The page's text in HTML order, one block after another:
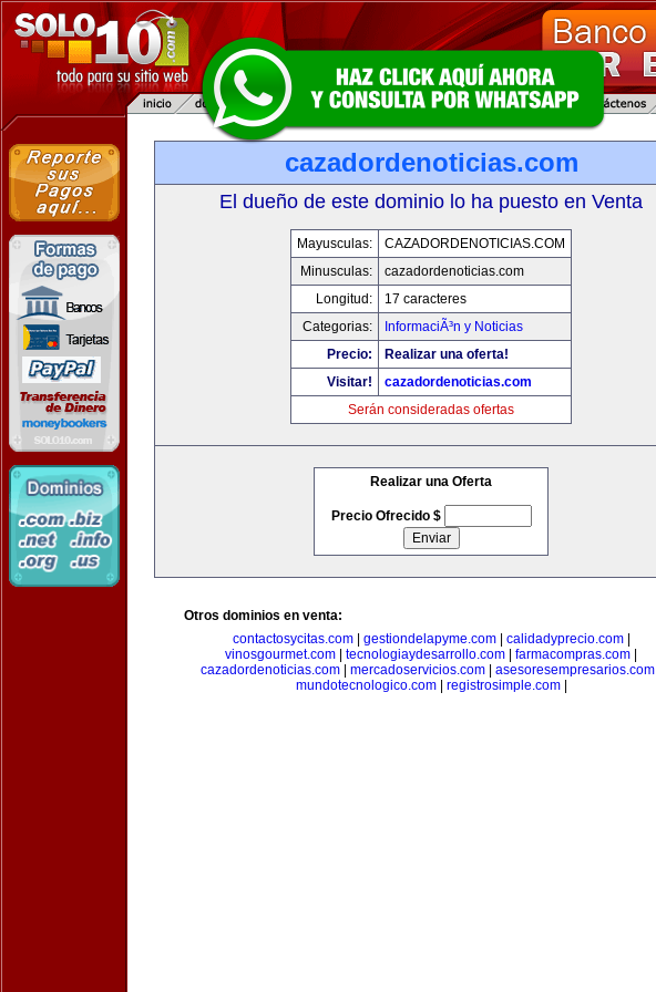
cazadordenoticias.com
El dueño de este dominio lo ha puesto en Venta
Mayusculas:
CAZADORDENOTICIAS.COM
Minusculas:
cazadordenoticias.com
Longitud:
17 caracteres
Categorias:
InformaciÃ³n y Noticias
Precio:
Realizar una oferta!
Visitar!
cazadordenoticias.com
Serán consideradas ofertas
Realizar una Oferta
Precio Ofrecido $
Otros dominios en venta:
contactosycitas.com| gestiondelapyme.com| calidadyprecio.com|
vinosgourmet.com
tecnologiaydesarrollo.com farmacompras.com
cazadordenoticias.com
mercadoservicios.com asesoresempresarios.com
mundotecnologico.com| registrosimple.com|